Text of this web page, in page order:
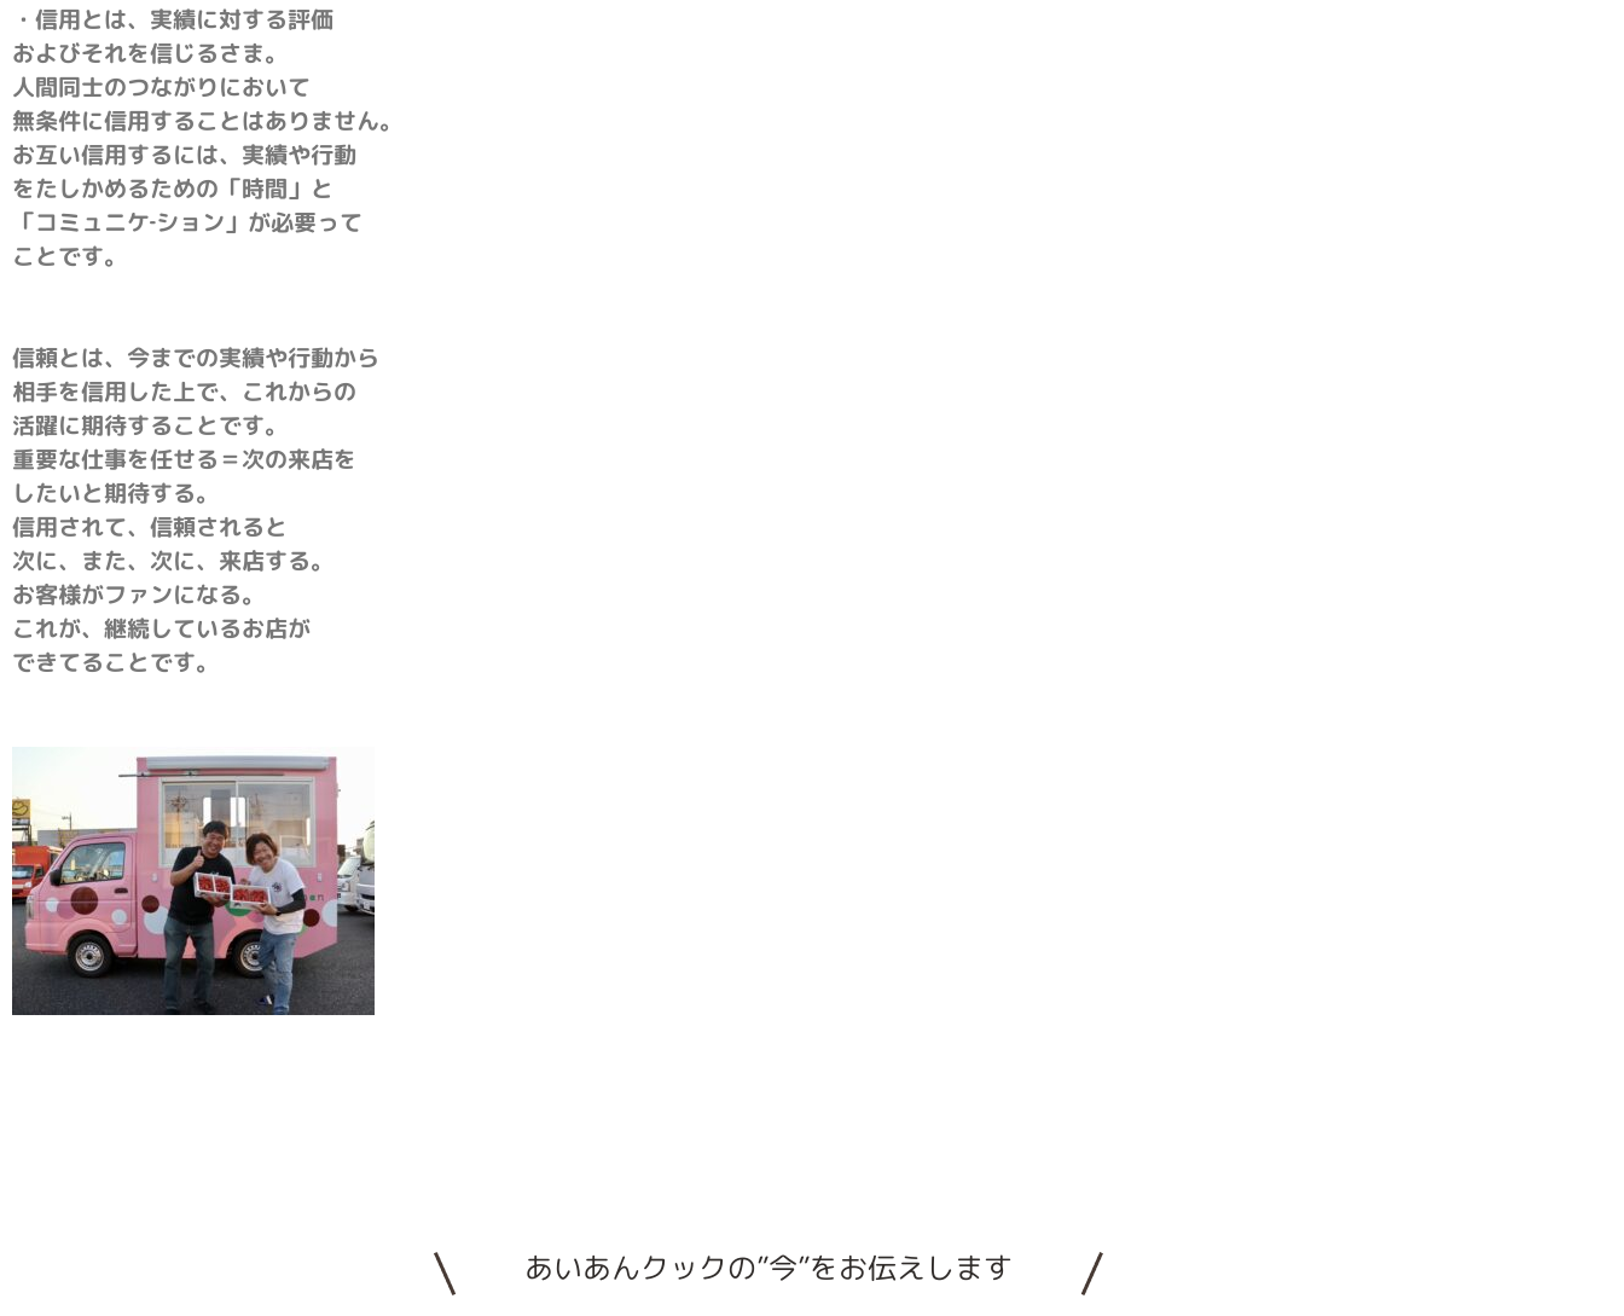
・信用とは、実績に対する評価
およびそれを信じるさま。
人間同士のつながりにおいて
無条件に信用することはありません。
お互い信用するには、実績や行動
をたしかめるための「時間」と
「コミュニケ‐ション」が必要って
ことです。
信頼とは、今までの実績や行動から
相手を信用した上で、これからの
活躍に期待することです。
重要な仕事を任せる＝次の来店を
したいと期待する。
信用されて、信頼されると
次に、また、次に、来店する。
お客様がファンになる。
これが、継続しているお店が
できてることです。
あいあんクックの”今”をお伝えします